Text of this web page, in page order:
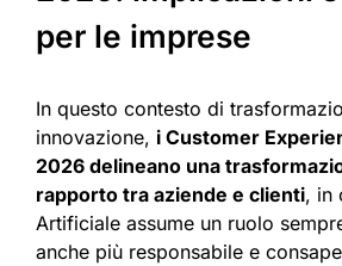
per le imprese
In questo contesto di
innovazione, i Customer
2026 delineano una
rapporto tra aziende e clienti, in
Artificiale assume un ruolo
anche più responsabile e